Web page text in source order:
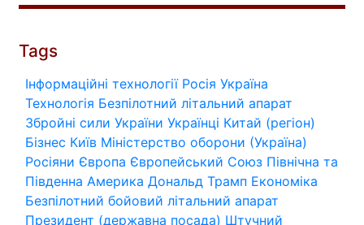
Tags
Інформаційні технології Росія Україна
Технологія Безпілотний літальний апарат
Збройні сили України Українці Китай (регіон)
Бізнес Київ Міністерство оборони (Україна)
Росіяни Європа Європейський Союз Північна та
Південна Америка Дональд Трамп Економіка
Безпілотний бойовий літальний апарат
Президент (державна посада) Штучний